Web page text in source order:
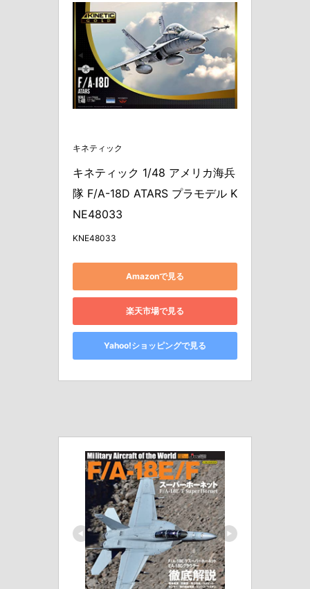
キネティック
キネティック 1/48 アメリカ海兵
隊 F/A-18D ATARS プラモデル K
NE48033
KNE48033
Amazonで見る
楽天市場で見る
Yahoo!ショッピングで見る